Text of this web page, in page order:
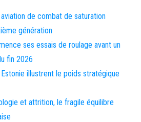
de combat de saturation
génération
ses essais de roulage avant un
fin 2026
illustrent le poids stratégique
et attrition, le fragile équilibre